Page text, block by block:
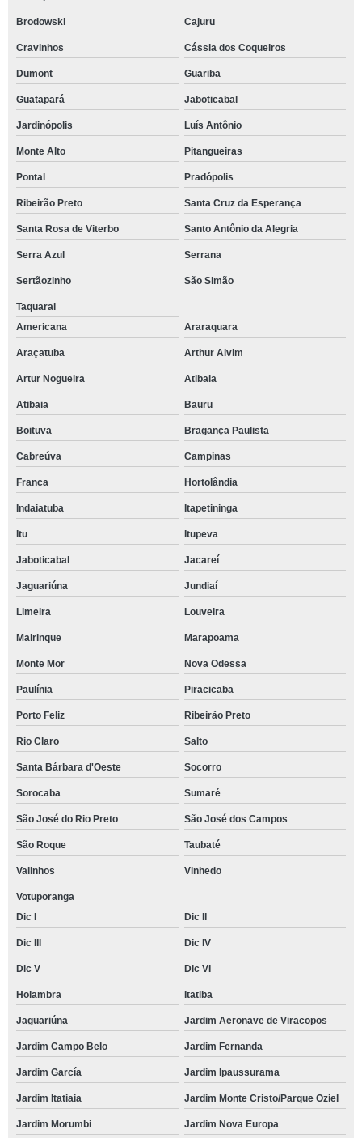
Brodowski Cajuru
Cravinhos Cássia dos Coqueiros
Dumont Guariba
Guatapará Jaboticabal
Jardinópolis Luís Antônio
Monte Alto Pitangueiras
Pontal Pradópolis
Ribeirão Preto Santa Cruz da Esperança
Santa Rosa de Viterbo Santo Antônio da Alegria
Serra Azul Serrana
Sertãozinho São Simão
Taquaral
Americana
Araraquara
Araçatuba Arthur Alvim
Artur Nogueira Atibaia
Atibaia Bauru
Boituva Bragança Paulista
Cabreúva Campinas
Franca Hortolândia
Indaiatuba Itapetininga
Itu Itupeva
Jaboticabal Jacareí
Jaguariúna Jundiaí
Limeira Louveira
Mairinque Marapoama
Monte Mor Nova Odessa
Paulínia Piracicaba
Porto Feliz Ribeirão Preto
Rio Claro Salto
Santa Bárbara d'Oeste Socorro
Sorocaba Sumaré
São José do Rio Preto São José dos Campos
São Roque Taubaté
Valinhos Vinhedo
Votuporanga
Dic I
Dic II
Dic III Dic IV
Dic V Dic VI
Holambra Itatiba
Jaguariúna Jardim Aeronave de Viracopos
Jardim Campo Belo Jardim Fernanda
Jardim García Jardim Ipaussurama
Jardim Itatiaia Jardim Monte Cristo/Parque Oziel
Jardim Morumbi Jardim Nova Europa